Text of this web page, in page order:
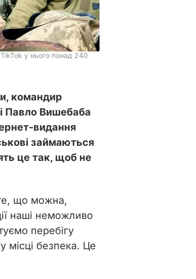
у нього понад 240
командир
Павло Вишебаба
видання
займаються
це так, щоб не
що можна,
наші неможливо
перебігу
місці безпека. Це